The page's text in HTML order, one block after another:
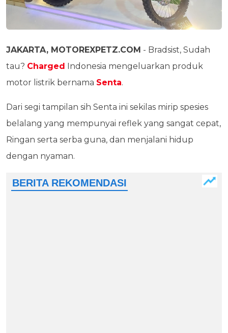
JAKARTA, MOTOREXPETZ.COM - Bradsist, Sudah
tau? Charged
Indonesia mengeluarkan produk
motor listrik bernama Senta.
Dari segi tampilan sih Senta ini sekilas mirip spesies
belalang yang mempunyai reflek yang sangat cepat,
Ringan serta serba guna, dan menjalani hidup
dengan nyaman.